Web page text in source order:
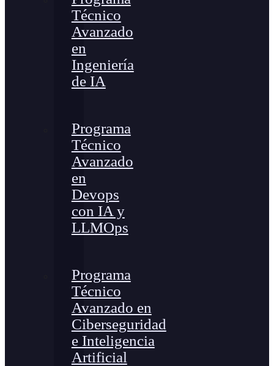
Técnico
Avanzado
en
Ingeniería
de IA
Programa
Técnico
Avanzado
en
Devops
con IA y
LLMOps
Programa
Técnico
Avanzado en
Ciberseguridad
e Inteligencia
Artificial